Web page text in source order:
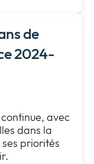
de
2024-
avec
dans la
priorités